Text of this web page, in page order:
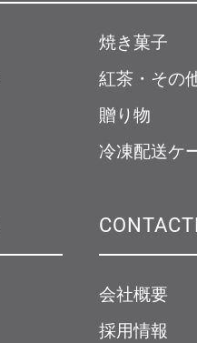
焼き菓子
紅茶・その
贈り物
冷凍配送ケ
会社概要
採用情報